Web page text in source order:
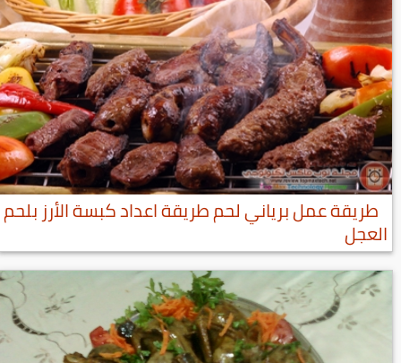
طريقة عمل برياني لحم طريقة اعداد كبسة الأرز بلحم
العجل